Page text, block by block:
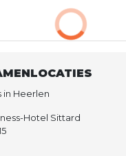
Hotel Sittard